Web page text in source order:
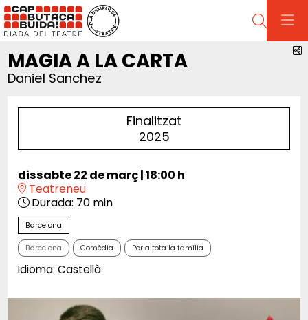
Cerca
MAGIA A LA CARTA
Daniel Sanchez
Finalitzat
2025
dissabte 22 de març|18:00 h
Teatreneu
Durada: 70 min
Barcelona
Barcelona Comèdia Per a tota la família
Idioma: Castellà